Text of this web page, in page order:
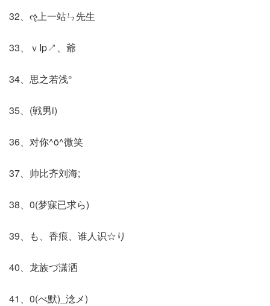
32、ૡ上一站ㄣ先生
33、ｖIp↗、爺
34、思之若浅°
35、(戦男i)
36、对你^ō^微笑
37、帅比齐刘海;
38、0(梦寐已求ら)
39、も、香痕、谁人识☆り
40、龙族づ潇洒
41、0(べ默)_淰メ)